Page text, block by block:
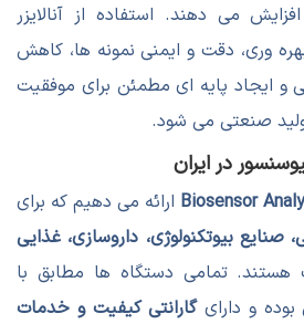
می دهند. استفاده از آنالایزر
وری، دقت و ایمنی نمونه ها، کاهش
ایجاد پایه ای مطمئن برای موفقیت
صنعتی می شود.
در ایران
Biosensor ارائه می دهیم که برای
صنایع بیوتکنولوژی، داروسازی، غذایی
تمامی دستگاه ها مطابق با
بوده و دارایگارانتی کیفیت و خدمات